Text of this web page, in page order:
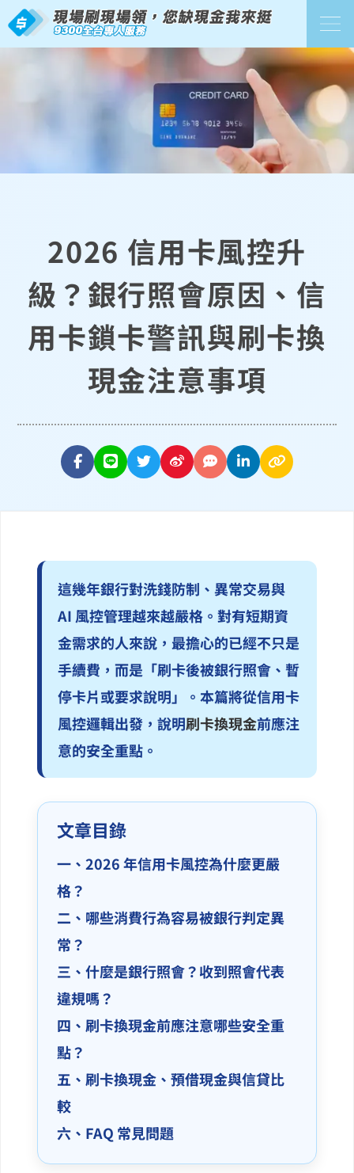
2026 信用卡風控升
級？銀行照會原因、信
用卡鎖卡警訊與刷卡換
現金注意事項
這幾年銀行對洗錢防制、異常交易與
AI 風控管理越來越嚴格。對有短期資
金需求的人來說，最擔心的已經不只是
手續費，而是「刷卡後被銀行照會、暫
停卡片或要求說明」。本篇將從信用卡
風控邏輯出發，說明刷卡換現金前應注
意的安全重點。
文章目錄
一、2026 年信用卡風控為什麼更嚴
格？
二、哪些消費行為容易被銀行判定異
常？
三、什麼是銀行照會？收到照會代表
違規嗎？
四、刷卡換現金前應注意哪些安全重
點？
五、刷卡換現金、預借現金與信貸比
較
六、FAQ 常見問題